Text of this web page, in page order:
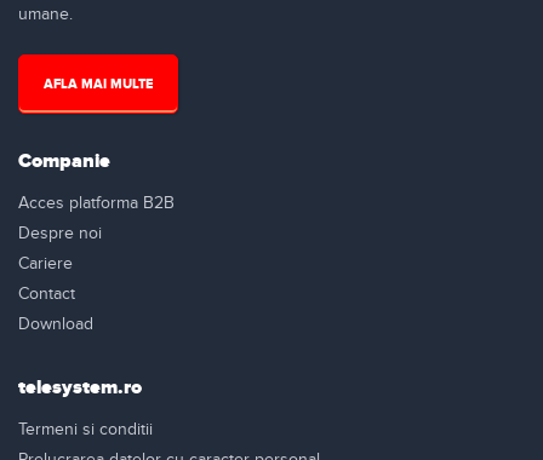
umane.
AFLA MAI MULTE
Companie
Acces platforma B2B
Despre noi
Cariere
Contact
Download
telesystem.ro
Termeni si conditii